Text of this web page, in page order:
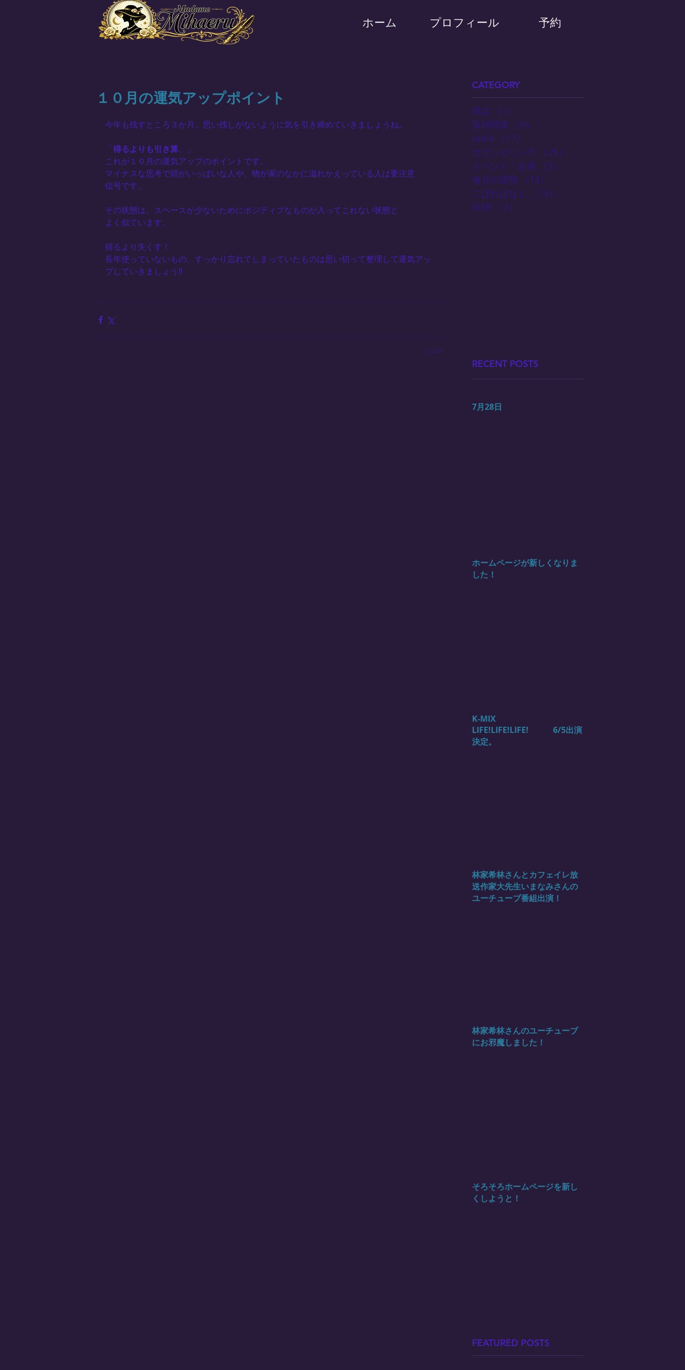
ホーム プロフィール 予約
１０月の運気アップポイント
今年も残すところ３か月。思い残しがないように気を引き締めていきましょうね。
「 得るよりも引き算。」
これが１０月の運気アップのポイントです。
マイナスな思考で頭がいっぱいな人や、物が家のなかに溢れかえっている人は要注意
信号です。
その状態は、スペースが少ないためにポジティブなものが入ってこれない状態と
よく似ています。
得るより失くす！
長年使っていないもの、すっかり忘れてしまっていたものは思い切って整理して運気アッ
プしていきましょう‼
CATEGORY
雑誌 （1）
取材関連
（9）
radio
（17）
カウンセリング
（26）
イベント・企画
（5）
毎月の運勢
（12）
こぼればなし
（14）
WEB
（2）
RECENT POSTS
7月28日
ホームページが新しくなりま
した！
K-MIX
LIFE!LIFE!LIFE! 6/5出演
決定。
林家希林さんとカフェイレ放
送作家大先生いまなみさんの
ユーチューブ番組出演！
林家希林さんのユーチューブ
にお邪魔しました！
そろそろホームページを新し
くしようと！
FEATURED POSTS